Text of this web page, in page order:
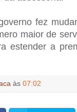
fez
maior de
estender a
às 07:02